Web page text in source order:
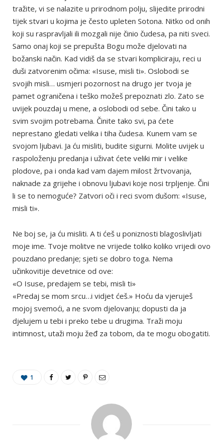
tražite, vi se nalazite u prirodnom polju, slijedite prirodni
tijek stvari u kojima je često upleten Sotona. Nitko od onih
koji su raspravljali ili mozgali nije činio čudesa, pa niti sveci.
Samo onaj koji se prepušta Bogu može djelovati na
božanski način. Kad vidiš da se stvari kompliciraju, reci u
duši zatvorenim očima: «Isuse, misli ti». Oslobodi se
svojih misli… usmjeri pozornost na drugo jer tvoja je
pamet ograničena i teško možeš prepoznati zlo. Zato se
uvijek pouzdaj u mene, a oslobodi od sebe. Čini tako u
svim svojim potrebama. Činite tako svi, pa ćete
neprestano gledati velika i tiha čudesa. Kunem vam se
svojom ljubavi. Ja ću misliti, budite sigurni. Molite uvijek u
raspoloženju predanja i uživat ćete veliki mir i velike
plodove, pa i onda kad vam dajem milost žrtvovanja,
naknade za grijehe i obnovu ljubavi koje nosi trpljenje. Čini
li se to nemoguće? Zatvori oči i reci svom dušom: «Isuse,
misli ti».
Ne boj se, ja ću misliti. A ti ćeš u poniznosti blagoslivljati
moje ime. Tvoje molitve ne vrijede toliko koliko vrijedi ovo
pouzdano predanje; sjeti se dobro toga. Nema
učinkovitije devetnice od ove:
«O Isuse, predajem se tebi, misli ti»
«Predaj se mom srcu…i vidjet ćeš.» Hoću da vjeruješ
mojoj svemoći, a ne svom djelovanju; dopusti da ja
djelujem u tebi i preko tebe u drugima. Traži moju
intimnost, utaži moju žeđ za tobom, da te mogu obogatiti.
1